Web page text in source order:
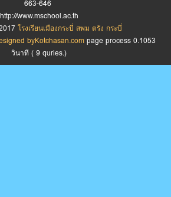
663-646
http://www.mschool.ac.th
โรงเรียนเมืองกระบี่ สพม ตรัง กระบี่
byKotchasan.com page process 0.1053
วินาที ( 9 quries.)